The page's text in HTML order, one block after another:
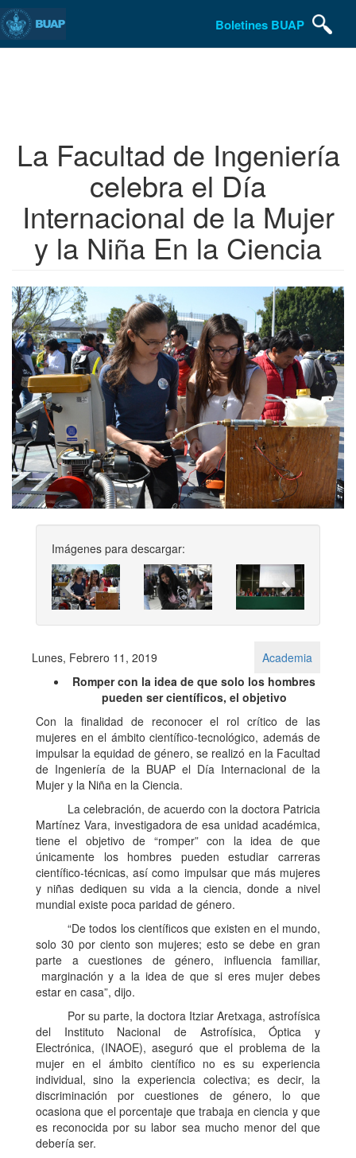
Boletines BUAP
La Facultad de Ingeniería
celebra el Día
Internacional de la Mujer
y la Niña En la Ciencia
Imágenes para descargar:
Previous Next
Lunes, Febrero 11, 2019
Academia
Romper con la idea de que solo los hombres
pueden ser científicos, el objetivo
Con la finalidad de reconocer el rol crítico de las
mujeres en el ámbito científico-tecnológico, además de
impulsar la equidad de género, se realizó en la Facultad
de Ingeniería de la BUAP el Día Internacional de la
Mujer y la Niña en la Ciencia.
La celebración, de acuerdo con la doctora Patricia
Martínez Vara, investigadora de esa unidad académica,
tiene el objetivo de “romper” con la idea de que
únicamente los hombres pueden estudiar carreras
científico-técnicas, así como impulsar que más mujeres
y niñas dediquen su vida a la ciencia, donde a nivel
mundial existe poca paridad de género.
“De todos los científicos que existen en el mundo,
solo 30 por ciento son mujeres; esto se debe en gran
parte a cuestiones de género, influencia familiar,
marginación y a la idea de que si eres mujer debes
estar en casa”, dijo.
Por su parte, la doctora Itziar Aretxaga, astrofísica
del Instituto Nacional de Astrofísica, Óptica y
Electrónica, (INAOE), aseguró que el problema de la
mujer en el ámbito científico no es su experiencia
individual, sino la experiencia colectiva; es decir, la
discriminación por cuestiones de género, lo que
ocasiona que el porcentaje que trabaja en ciencia y que
es reconocida por su labor sea mucho menor del que
debería ser.